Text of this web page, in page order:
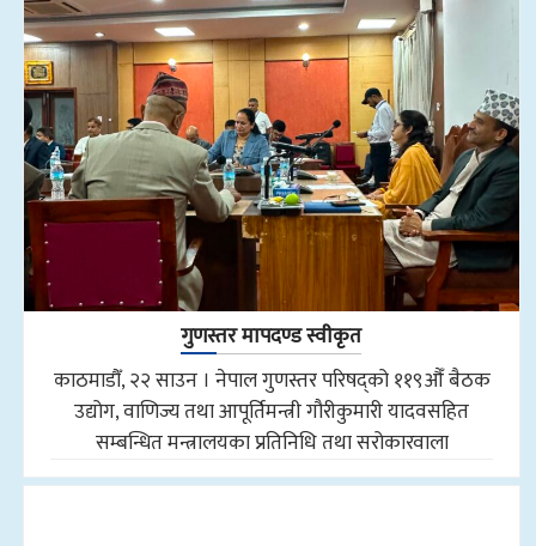
गुणस्तर मापदण्ड स्वीकृत
काठमाडौँ, २२ साउन । नेपाल गुणस्तर परिषद्को ११९औँ बैठक
उद्योग, वाणिज्य तथा आपूर्तिमन्त्री गौरीकुमारी यादवसहित
सम्बन्धित मन्त्रालयका प्रतिनिधि तथा सरोकारवाला